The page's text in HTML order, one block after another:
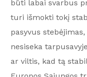
būti labai svarbus
turi išmokti tokį
pasyvus
nesiseka
ar viltis, kad tą